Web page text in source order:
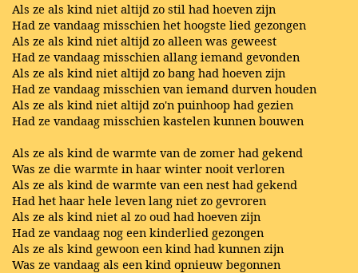
Als ze als kind niet altijd zo stil had hoeven zijn
Had ze vandaag misschien het hoogste lied gezongen
Als ze als kind niet altijd zo alleen was geweest
Had ze vandaag misschien allang iemand gevonden
Als ze als kind niet altijd zo bang had hoeven zijn
Had ze vandaag misschien van iemand durven houden
Als ze als kind niet altijd zo'n puinhoop had gezien
Had ze vandaag misschien kastelen kunnen bouwen
Als ze als kind de warmte van de zomer had gekend
Was ze die warmte in haar winter nooit verloren
Als ze als kind de warmte van een nest had gekend
Had het haar hele leven lang niet zo gevroren
Als ze als kind niet al zo oud had hoeven zijn
Had ze vandaag nog een kinderlied gezongen
Als ze als kind gewoon een kind had kunnen zijn
Was ze vandaag als een kind opnieuw begonnen